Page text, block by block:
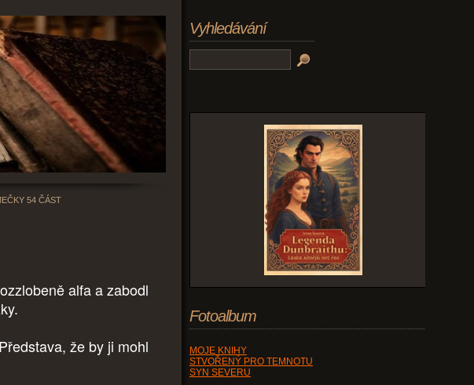
54 ČÁST
alfa a zabodl
že by ji mohl
Vyhledávání
Fotoalbum
MOJE KNIHY
STVOŘENÝ PRO TEMNOTU
SYN SEVERU